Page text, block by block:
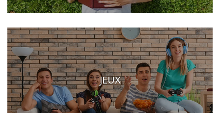
JEUX